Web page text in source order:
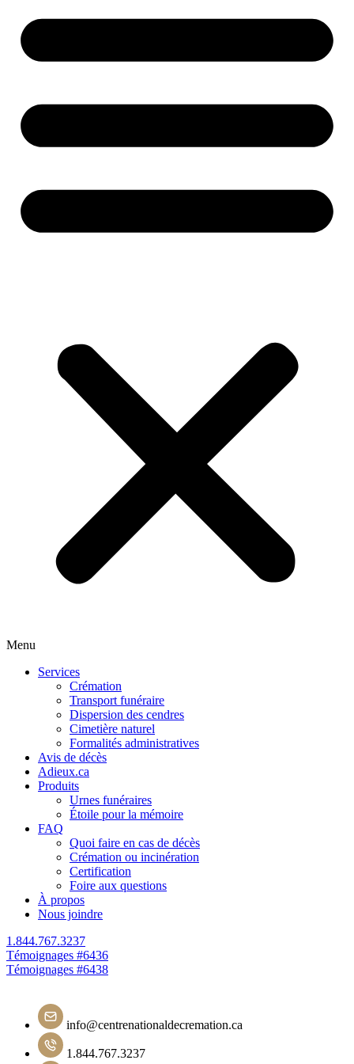
Menu
Services
Crémation
Transport funéraire
Dispersion des cendres
Cimetière naturel
Formalités administratives
Avis de décès
Adieux.ca
Produits
Urnes funéraires
Étoile pour la mémoire
FAQ
Quoi faire en cas de décès
Crémation ou incinération
Certification
Foire aux questions
À propos
Nous joindre
1.844.767.3237
Navigation
de
l'article
Témoignages #6436
Témoignages #6438
info@centrenationaldecremation.ca
1.844.767.3237